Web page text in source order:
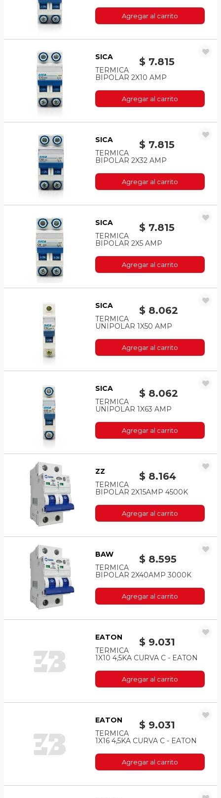
Agregar al carrito
$ 7.815
SICA
TERMICA
BIPOLAR 2X10 AMP
Agregar al carrito
$ 7.815
SICA
TERMICA
BIPOLAR 2X32 AMP
Agregar al carrito
$ 7.815
SICA
TERMICA
BIPOLAR 2X5 AMP
Agregar al carrito
$ 8.062
SICA
TERMICA
UNIPOLAR 1X50 AMP
Agregar al carrito
$ 8.062
SICA
TERMICA
UNIPOLAR 1X63 AMP
Agregar al carrito
$ 8.164
ZZ
TERMICA
BIPOLAR 2X15AMP 4500K
Agregar al carrito
$ 8.595
BAW
TERMICA
BIPOLAR 2X40AMP 3000K
Agregar al carrito
$ 9.031
EATON
TERMICA
1X10 4,5KA CURVA C - EATON
Agregar al carrito
$ 9.031
EATON
TERMICA
1X16 4,5KA CURVA C - EATON
Agregar al carrito